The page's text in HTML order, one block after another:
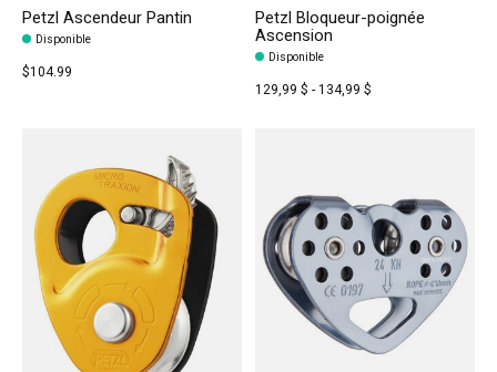
Petzl Ascendeur Pantin
Disponible
$104.99
Petzl Bloqueur-poignée
Ascension
Disponible
129,99 $ - 134,99 $